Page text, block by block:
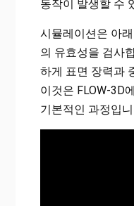
동작이 발생할 수
시뮬레이션은 아
의 유효성을 검사
하게 표면 장력과
이것은 FLOW-3D
기본적인 과정입